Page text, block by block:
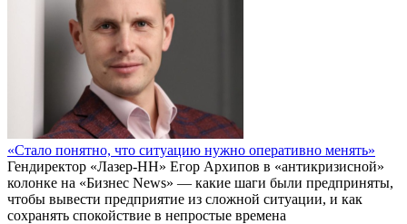
«Стало понятно, что ситуацию нужно оперативно менять»
Гендиректор «Лазер-НН» Егор Архипов в «антикризисной»
колонке на «Бизнес News» — какие шаги были предприняты,
чтобы вывести предприятие из сложной ситуации, и как
сохранять спокойствие в непростые времена